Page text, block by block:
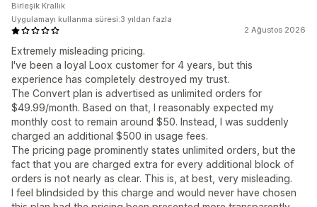
2 Ağustos 2026
Extremely misleading pricing.
I've been a loyal Loox customer for 4 years, but this
experience has completely destroyed my trust.
The Convert plan is advertised as unlimited orders for
$49.99/month. Based on that, I reasonably expected my
monthly cost to remain around $50. Instead, I was suddenly
charged an additional $500 in usage fees.
The pricing page prominently states unlimited orders, but the
fact that you are charged extra for every additional block of
orders is not nearly as clear. This is, at best, very misleading.
I feel blindsided by this charge and would never have chosen
Birleşik Krallık
Uygulamayı kullanma süresi:3 yıldan fazla